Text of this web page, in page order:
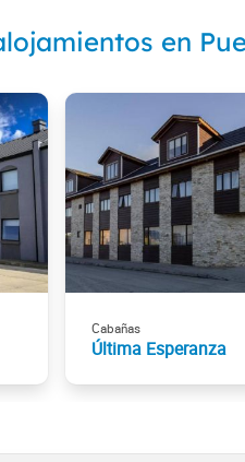
en
Cabañas
Última Esperanza